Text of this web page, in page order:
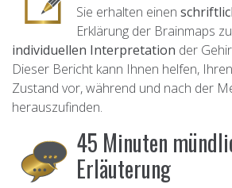
Sie erhalten einen
Erklärung der Brainmaps
individuellen Interpretation der
Dieser Bericht kann Ihnen helfen,
Zustand vor, während und nach der
herauszufinden.
45 Minuten
Erläuterung